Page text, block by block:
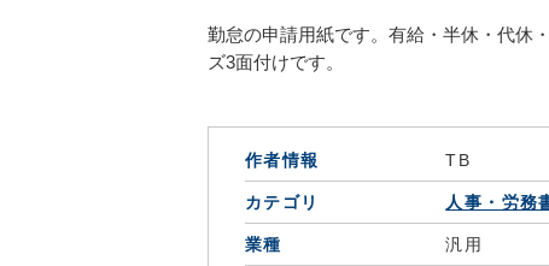
勤怠の申請用紙です。有給・半休・代休
ズ3面付けです。
作者情報 TB
カテゴリ 人事・労務
業種 汎用